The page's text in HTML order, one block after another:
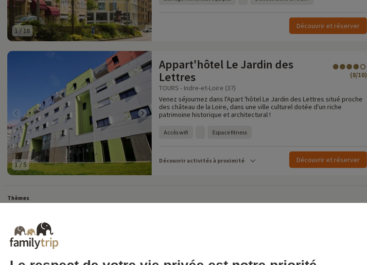
1/18
Découvrir et réserver
1/5
Appart'hôtel Le Jardin des
Lettres
(8/10)
TOURS - Indre-et-Loire (37)
Venez séjournez dans l'Apart 'hôtel Le Jardin des Lettres situé proche
des château de la Loire, dans une ville culturel dotée d'un riche
patrimoine historique et architectural !
Accès wifi Espace fitness
Découvrir activités à proximité Découvrir et réserver
Thèmes
Toutes Nos Vacances en Famille en France
Destinations
Vacances au Ski en France